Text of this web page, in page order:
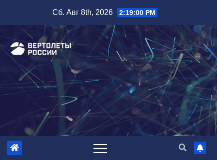
содержимому
Сб. Авг 8th, 2026 2:19:01 PM